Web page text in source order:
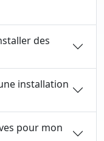
des
installation
pour mon